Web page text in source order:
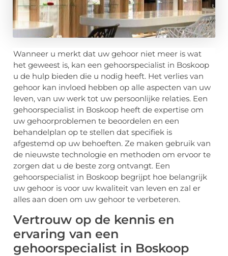
Wanneer u merkt dat uw gehoor niet meer is wat
het geweest is, kan een gehoorspecialist in Boskoop
u de hulp bieden die u nodig heeft. Het verlies van
gehoor kan invloed hebben op alle aspecten van uw
leven, van uw werk tot uw persoonlijke relaties. Een
gehoorspecialist in Boskoop heeft de expertise om
uw gehoorproblemen te beoordelen en een
behandelplan op te stellen dat specifiek is
afgestemd op uw behoeften. Ze maken gebruik van
de nieuwste technologie en methoden om ervoor te
zorgen dat u de beste zorg ontvangt. Een
gehoorspecialist in Boskoop begrijpt hoe belangrijk
uw gehoor is voor uw kwaliteit van leven en zal er
alles aan doen om uw gehoor te verbeteren.
Vertrouw op de kennis en
ervaring van een
gehoorspecialist in Boskoop